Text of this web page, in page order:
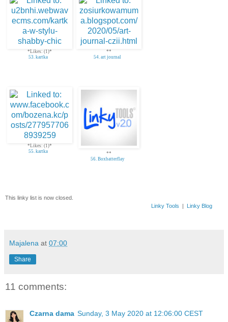
*Likes: (1)*
53. kartka
**
54. art journal
*Likes: (1)*
55. kartka
**
56. Boxbatterflay
This linky list is now closed.
Linky Tools
Linky Blog
Majalena at 07:00
Share
11 comments:
Czarna dama Sunday, 3 May 2020 at 12:06:00 CEST